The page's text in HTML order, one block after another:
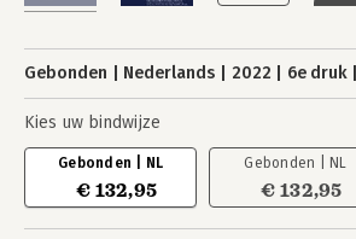
Gebonden Nederlands 2022 6e druk
Kies uw bindwijze
Gebonden | NL
€ 132,95
Gebonden | NL
€ 132,95